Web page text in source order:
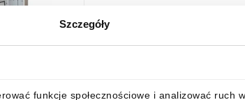
Szczegóły
funkcje społecznościowe i analizować
A-
brutto